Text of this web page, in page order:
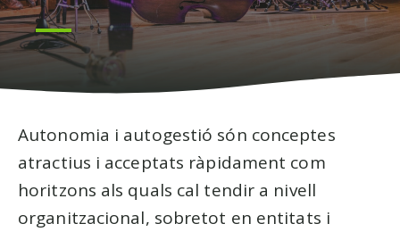
Autonomia i autogestió són conceptes
atractius i acceptats ràpidament com
horitzons als quals cal tendir a nivell
organitzacional, sobretot en entitats i